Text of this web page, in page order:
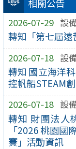
相關公告
2026-07-29 設
轉知「第七屆
2026-07-18 設
轉知 國立海洋
控帆船STEAM
2026-07-18 設
轉知 財團法人
「2026 桃園國
賽」活動資訊